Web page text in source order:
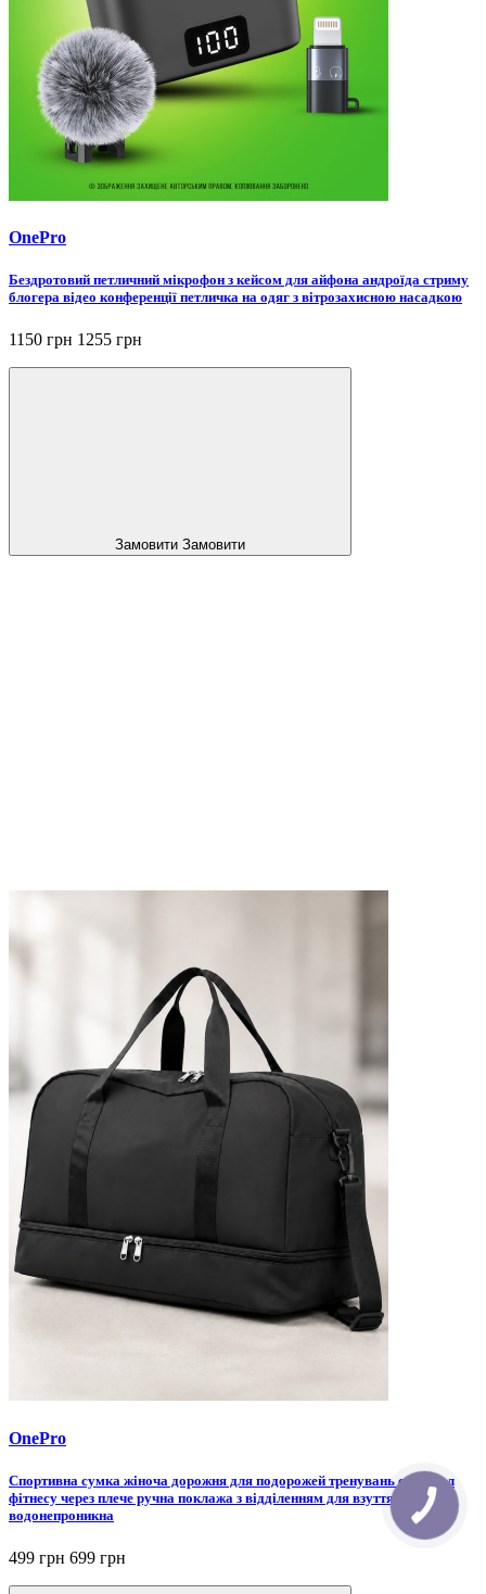
OnePro
Бездротовий петличний мікрофон з кейсом для айфона андроїда стриму
блогера відео конференції петличка на одяг з вітрозахисною насадкою
1150 грн 1255 грн
Замовити Замовити
OnePro
Спортивна сумка жіноча дорожня для подорожей тренувань спортзал
фітнесу через плече ручна поклажа з відділенням для взуття
водонепроникна
499 грн 699 грн